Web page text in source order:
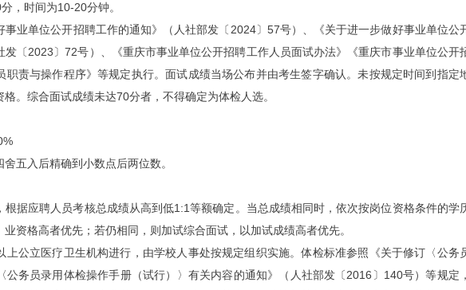
，时间为10-20分钟。
事业单位公开招聘工作的通知》（人社部发〔2024〕57号）、《关于进一步做好事业单位公
〔2023〕72号）、《重庆市事业单位公开招聘工作人员面试办法》《重庆市事业单位公开
职责与操作程序》等规定执行。面试成绩当场公布并由考生签字确认。未按规定时间到指定
。综合面试成绩未达70分者，不得确定为体检人选。
五入后精确到小数点后两位数。
根据应聘人员考核总成绩从高到低1:1等额确定。当总成绩相同时，依次按岗位资格条件的学
资格高者优先；若仍相同，则加试综合面试，以加试成绩高者优先。
上公立医疗卫生机构进行，由学校人事处按规定组织实施。体检标准参照《关于修订〈公务
公务员录用体检操作手册（试行）〉有关内容的通知》（人社部发〔2016〕140号）等规定，